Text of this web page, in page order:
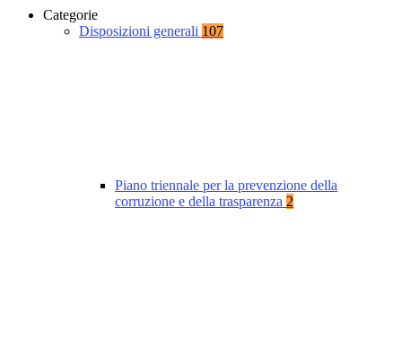
Categorie
Disposizioni generali 107
Piano triennale per la prevenzione della
corruzione e della trasparenza 2